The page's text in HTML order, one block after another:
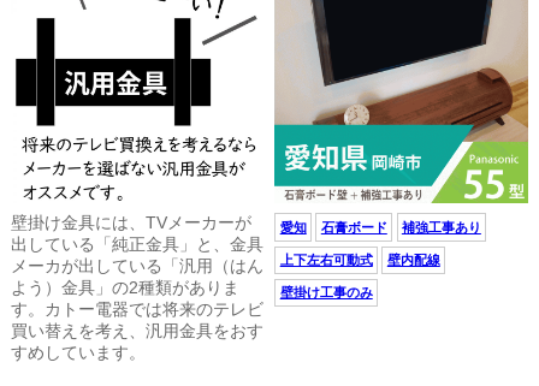
壁掛け金具には、TVメーカーが
出している「純正金具」と、金具
メーカが出している「汎用（はん
よう）金具」の2種類がありま
す。カトー電器では将来のテレビ
買い替えを考え、汎用金具をおす
すめしています。
愛知 石膏ボード 補強工事あり
上下左右可動式 壁内配線
壁掛け工事のみ